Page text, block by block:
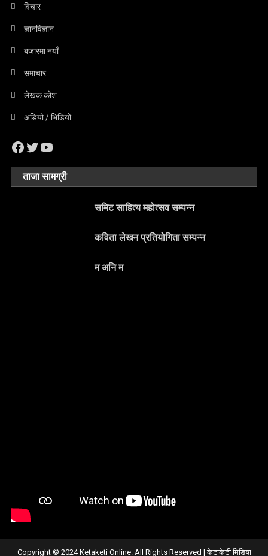
विचार
ज्ञानविज्ञान
बजारमा नयाँ
समाचार
लेखक कोश
अडियो / भिडियो
Facebook
Twitter
YouTube
ताजा सामग्री
समिट साहित्य महोत्सव सम्पन्न
कविता लेखन प्रतियोगिता सम्पन्न
म अनि म